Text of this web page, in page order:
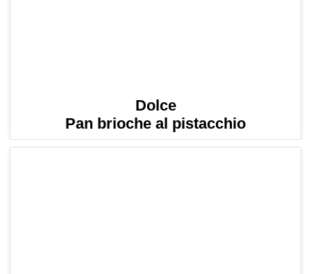
Dolce
Pan brioche al pistacchio